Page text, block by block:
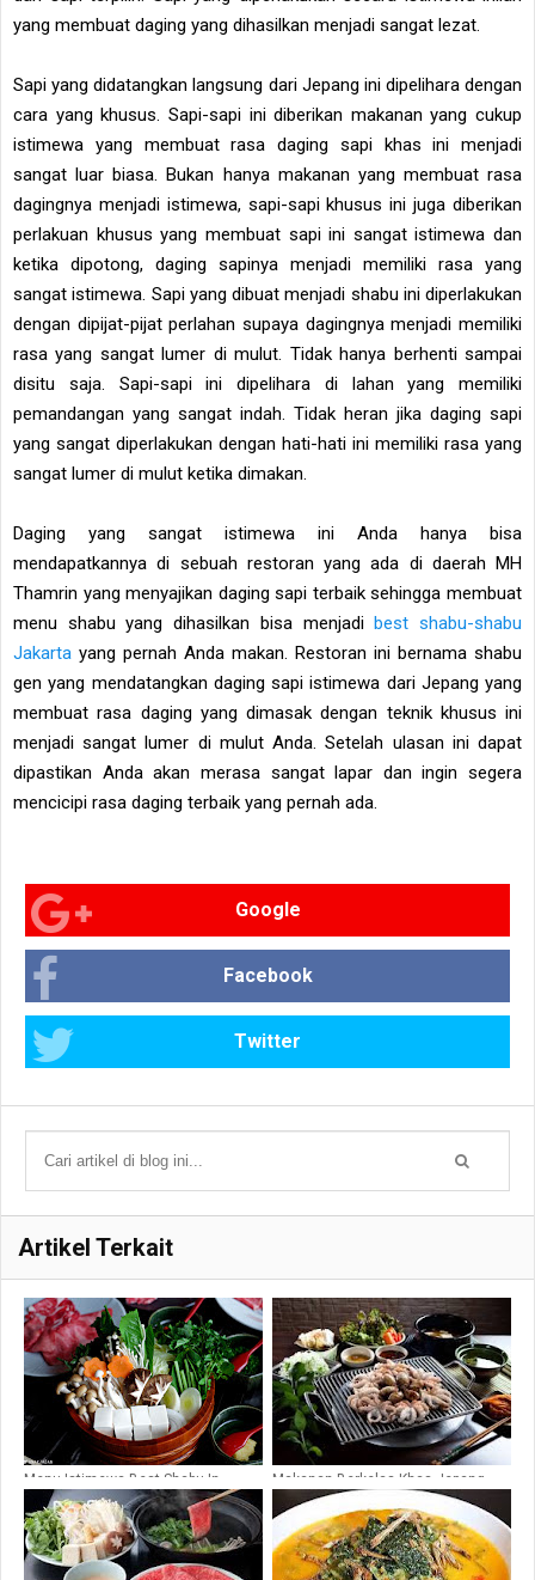
yang membuat daging yang dihasilkan menjadi sangat lezat.
Sapi yang didatangkan langsung dari Jepang ini dipelihara dengan
cara yang khusus. Sapi-sapi ini diberikan makanan yang cukup
istimewa yang membuat rasa daging sapi khas ini menjadi
sangat luar biasa. Bukan hanya makanan yang membuat rasa
dagingnya menjadi istimewa, sapi-sapi khusus ini juga diberikan
perlakuan khusus yang membuat sapi ini sangat istimewa dan
ketika dipotong, daging sapinya menjadi memiliki rasa yang
sangat istimewa. Sapi yang dibuat menjadi shabu ini diperlakukan
dengan dipijat-pijat perlahan supaya dagingnya menjadi memiliki
rasa yang sangat lumer di mulut. Tidak hanya berhenti sampai
disitu saja. Sapi-sapi ini dipelihara di lahan yang memiliki
pemandangan yang sangat indah. Tidak heran jika daging sapi
yang sangat diperlakukan dengan hati-hati ini memiliki rasa yang
sangat lumer di mulut ketika dimakan.
Daging yang sangat istimewa ini Anda hanya bisa
mendapatkannya di sebuah restoran yang ada di daerah MH
Thamrin yang menyajikan daging sapi terbaik sehingga membuat
menu shabu yang dihasilkan bisa menjadibest shabu-shabu
Jakarta yang pernah Anda makan. Restoran ini bernama shabu
gen yang mendatangkan daging sapi istimewa dari Jepang yang
membuat rasa daging yang dimasak dengan teknik khusus ini
menjadi sangat lumer di mulut Anda. Setelah ulasan ini dapat
dipastikan Anda akan merasa sangat lapar dan ingin segera
mencicipi rasa daging terbaik yang pernah ada.
Google
Facebook
Twitter
Artikel Terkait
Menu Istimewa Best Shabu In
Jakarta
Makanan Berkelas Khas Jepang
Yang Wajib Anda Coba